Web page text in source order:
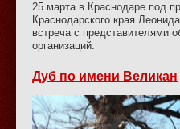
25 марта в Краснодаре под
Краснодарского края
встреча с представителями
организаций.
Дуб по имени Великан